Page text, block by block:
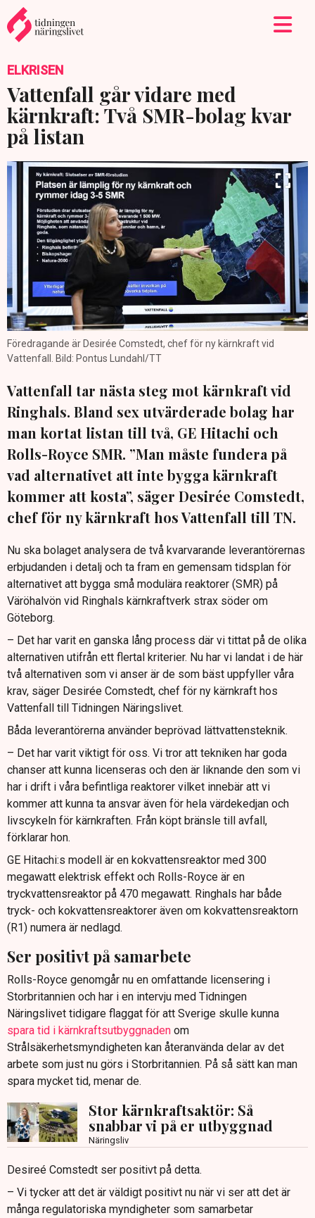
ELKRISEN
Vattenfall går vidare med
kärnkraft: Två SMR-bolag kvar
på listan
Föredragande är Desirée Comstedt, chef för ny kärnkraft vid
Vattenfall. Bild: Pontus Lundahl/TT
Vattenfall tar nästa steg mot kärnkraft vid
Ringhals. Bland sex utvärderade bolag har
man kortat listan till två, GE Hitachi och
Rolls-Royce SMR. ”Man måste fundera på
vad alternativet att inte bygga kärnkraft
kommer att kosta”, säger Desirée Comstedt,
chef för ny kärnkraft hos Vattenfall till TN.
Nu ska bolaget analysera de två kvarvarande leverantörernas
erbjudanden i detalj och ta fram en gemensam tidsplan för
alternativet att bygga små modulära reaktorer (SMR) på
Väröhalvön vid Ringhals kärnkraftverk strax söder om
Göteborg.
– Det har varit en ganska lång process där vi tittat på de olika
alternativen utifrån ett flertal kriterier. Nu har vi landat i de här
två alternativen som vi anser är de som bäst uppfyller våra
krav, säger Desirée Comstedt, chef för ny kärnkraft hos
Vattenfall till Tidningen Näringslivet.
Båda leverantörerna använder beprövad lättvattensteknik.
– Det har varit viktigt för oss. Vi tror att tekniken har goda
chanser att kunna licenseras och den är liknande den som vi
har i drift i våra befintliga reaktorer vilket innebär att vi
kommer att kunna ta ansvar även för hela värdekedjan och
livscykeln för kärnkraften. Från köpt bränsle till avfall,
förklarar hon.
GE Hitachi:s modell är en kokvattensreaktor med 300
megawatt elektrisk effekt och Rolls-Royce är en
tryckvattensreaktor på 470 megawatt. Ringhals har både
tryck- och kokvattensreaktorer även om kokvattensreaktorn
(R1) numera är nedlagd.
Ser positivt på samarbete
Rolls-Royce genomgår nu en omfattande licensering i
Storbritannien och har i en intervju med Tidningen
Näringslivet tidigare flaggat för att Sverige skulle kunna
spara tid i kärnkraftsutbyggnaden om
Strålsäkerhetsmyndigheten kan återanvända delar av det
arbete som just nu görs i Storbritannien. På så sätt kan man
spara mycket tid, menar de.
Stor kärnkraftsaktör: Så
snabbar vi på er utbyggnad
Näringsliv
Desireé Comstedt ser positivt på detta.
– Vi tycker att det är väldigt positivt nu när vi ser att det är
många regulatoriska myndigheter som samarbetar